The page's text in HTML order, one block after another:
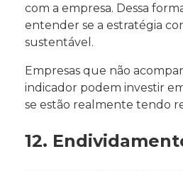
com a empresa. Dessa
entender se a estratégia
sustentável.
Empresas que não
indicador podem investir
se estão realmente tendo
12.